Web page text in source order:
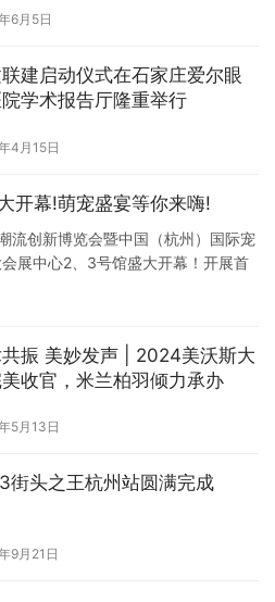
6月5日
建启动仪式在石家庄爱尔眼
学术报告厅隆重举行
4月15日
开幕!萌宠盛宴等你来嗨!
流创新博览会暨中国（杭州）国际宠
展中心2、3号馆盛大开幕！开展首
了一场宠物行业的盛宴。 机器人、
准捕捉您的“觅新”需求，网…
振 美妙发声 | 2024美沃斯大
收官，米兰柏羽倾力承办
5月13日
街头之王杭州站圆满完成
9月21日